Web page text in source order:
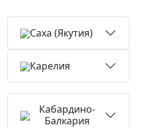
Саха (Якутия)
Карелия
Кабардино-
Балкария